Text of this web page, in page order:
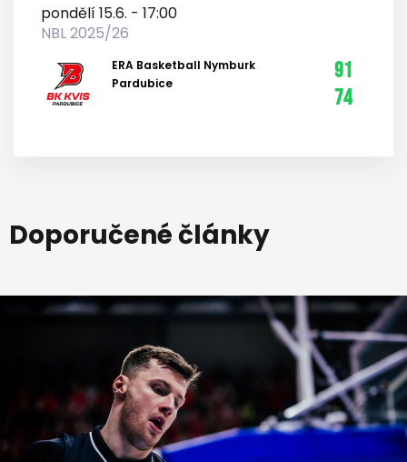
pondělí 15.6. - 17:00
NBL 2025/26
ERA Basketball Nymburk
Pardubice
91
74
Doporučené články